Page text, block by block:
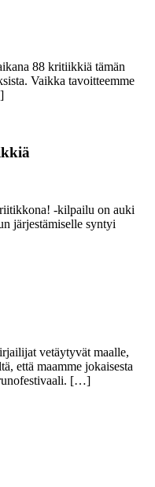
88 kritiikkiä tämän
Vaikka tavoitteemme
-kilpailu on auki
järjestämiselle syntyi
vetäytyvät maalle,
että maamme jokaisesta
[…]